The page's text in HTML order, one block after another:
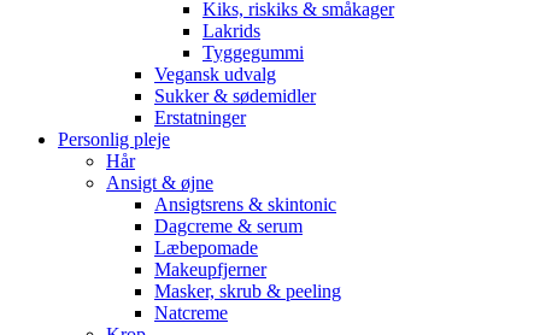
Kiks, riskiks & småkager
Lakrids
Tyggegummi
Vegansk udvalg
Sukker & sødemidler
Erstatninger
Personlig pleje
Hår
Ansigt & øjne
Ansigtsrens & skintonic
Dagcreme & serum
Læbepomade
Makeupfjerner
Masker, skrub & peeling
Natcreme